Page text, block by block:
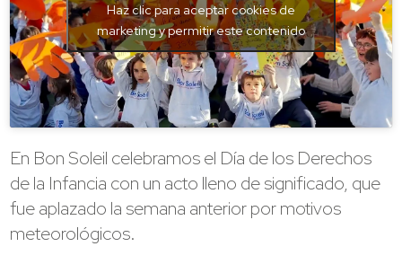
Haz clic para aceptar cookies de
marketing y permitir este contenido
En Bon Soleil celebramos el Día de los Derechos
de la Infancia con un acto lleno de significado, que
fue aplazado la semana anterior por motivos
meteorológicos.